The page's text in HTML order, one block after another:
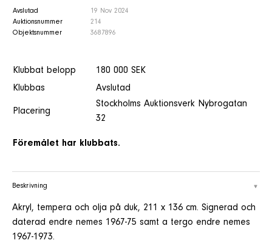
Avslutad
19 Nov 2024
Auktionsnummer
214
Objektsnummer
3687896
Klubbat belopp
180 000 SEK
Klubbas
Avslutad
Placering
Stockholms Auktionsverk Nybrogatan
32
Föremålet har klubbats.
Beskrivning
Akryl, tempera och olja på duk, 211 x 136 cm. Signerad och
daterad endre nemes 1967-75 samt a tergo endre nemes
1967-1973.